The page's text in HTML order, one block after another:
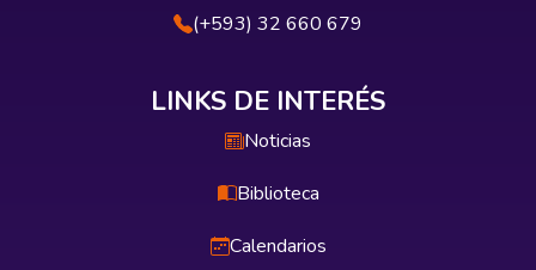
(+593) 32 660 679
LINKS DE INTERÉS
Noticias
Biblioteca
Calendarios